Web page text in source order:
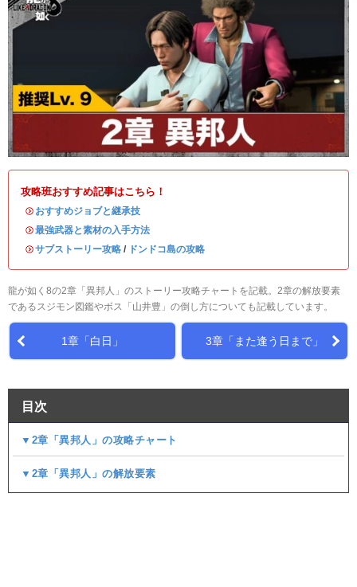
攻略班おすすめ記事はこちら！
・ おすすめジョブと継承技
・最強武器と素材の入手方法
・サブストーリー攻略 / ドンドコ島の攻略
龍が如く8の2章「異邦人」のストーリー攻略チャートを記載。2章の解放要素
であるスジモン図鑑やボス「山井豊」の倒し方についても記載しています。
1章「白日」 3章「また逢う日まで」
目次
▼2章「異邦人」の攻略チャート
▼2章「異邦人」の解放要素